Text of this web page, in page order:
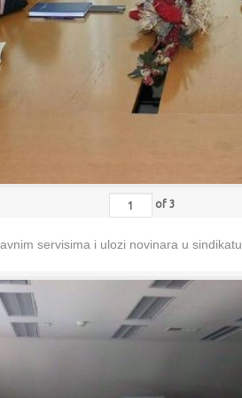
of 3
servisima i ulozi novinara u sindikatu